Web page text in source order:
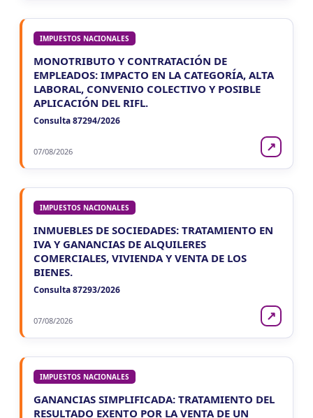
IMPUESTOS NACIONALES
MONOTRIBUTO Y CONTRATACIÓN DE
EMPLEADOS: IMPACTO EN LA CATEGORÍA, ALTA
LABORAL, CONVENIO COLECTIVO Y POSIBLE
APLICACIÓN DEL RIFL.
Consulta 87294/2026
07/08/2026 ↗
IMPUESTOS NACIONALES
INMUEBLES DE SOCIEDADES: TRATAMIENTO EN
IVA Y GANANCIAS DE ALQUILERES
COMERCIALES, VIVIENDA Y VENTA DE LOS
BIENES.
Consulta 87293/2026
07/08/2026 ↗
IMPUESTOS NACIONALES
GANANCIAS SIMPLIFICADA: TRATAMIENTO DEL
RESULTADO EXENTO POR LA VENTA DE UN